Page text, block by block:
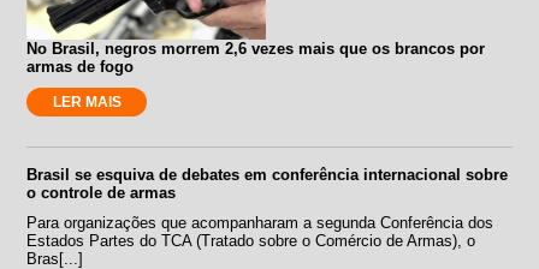
No Brasil, negros morrem 2,6 vezes mais que os brancos por
armas de fogo
LER MAIS
Brasil se esquiva de debates em conferência internacional sobre
o controle de armas
Para organizações que acompanharam a segunda Conferência dos
Estados Partes do TCA (Tratado sobre o Comércio de Armas), o
Bras[...]